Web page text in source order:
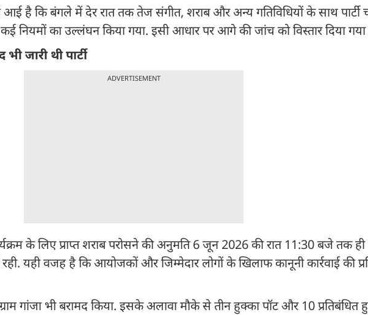
आई है कि बंगले में देर रात तक तेज संगीत, शराब और अन्य गतिविधियों के साथ पार्टी
नियमों का उल्लंघन किया गया. इसी आधार पर आगे की जांच को विस्तार दिया
जारी थी पार्टी
ADVERTISEMENT
के लिए प्राप्त शराब परोसने की अनुमति 6 जून 2026 की रात 11:30 बजे तक ही
यही वजह है कि आयोजकों और जिम्मेदार लोगों के खिलाफ कानूनी कार्रवाई की
गांजा भी बरामद किया. इसके अलावा मौके से तीन हुक्का पॉट और 10 प्रतिबंधित